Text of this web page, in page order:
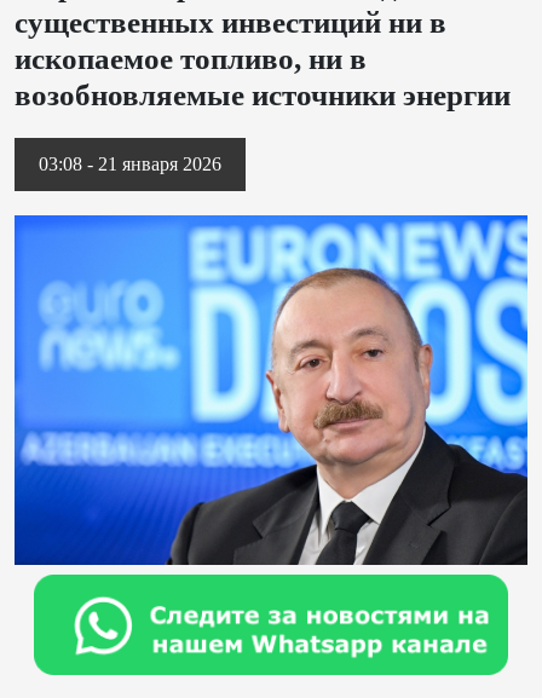
существенных инвестиций ни в
ископаемое топливо, ни в
возобновляемые источники энергии
03:08 - 21 января 2026